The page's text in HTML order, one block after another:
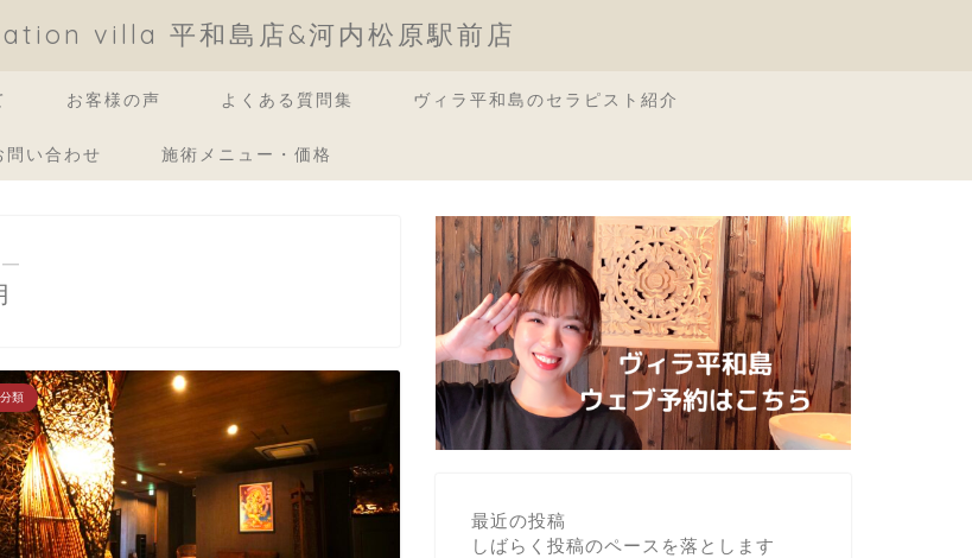
villa 平和島店&河内松原駅前店
お客様の声 よくある質問集 ヴィラ平和島のセラピスト紹介
問い合わせ 施術メニュー・価格
―
類
最近の投稿
しばらく投稿のペースを落とします